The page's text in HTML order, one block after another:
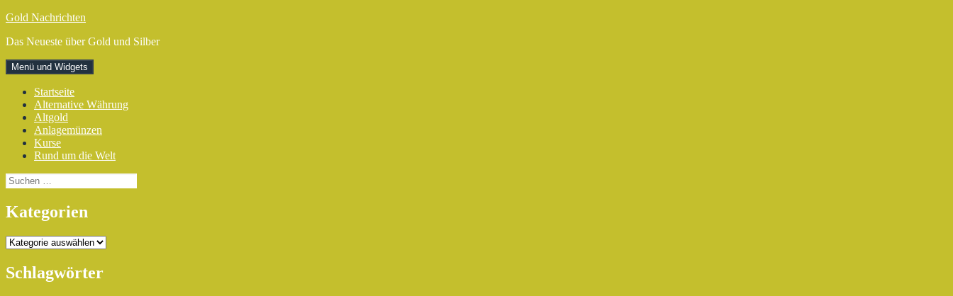
Zum
springen
Gold Nachrichten
Das Neueste über Gold und Silber
Menü und Widgets
Startseite
Alternative Währung
Altgold
Anlagemünzen
Kurse
Rund um die Welt
Suchen
nach:
Kategorien
Kategorien
Schlagwörter